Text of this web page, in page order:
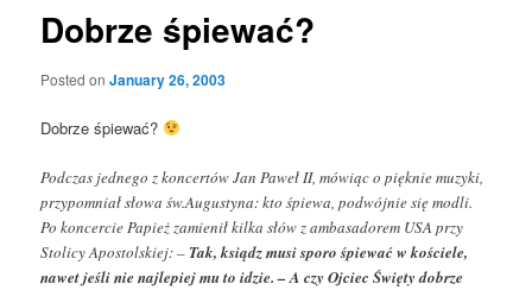
Dobrze śpiewać?
Posted onJanuary 26, 2003
Dobrze śpiewać?
Podczas jednego z koncertów Jan Paweł II, mówiąc o pięknie muzyki,
przypomniał słowa św.Augustyna: kto śpiewa, podwójnie się modli.
Po koncercie Papież zamienił kilka słów z ambasadorem USA przy
Stolicy Apostolskiej: – Tak, ksiądz musi sporo śpiewać w kościele,
nawet jeśli nie najlepiej mu to idzie. – A czy Ojciec Święty dobrze